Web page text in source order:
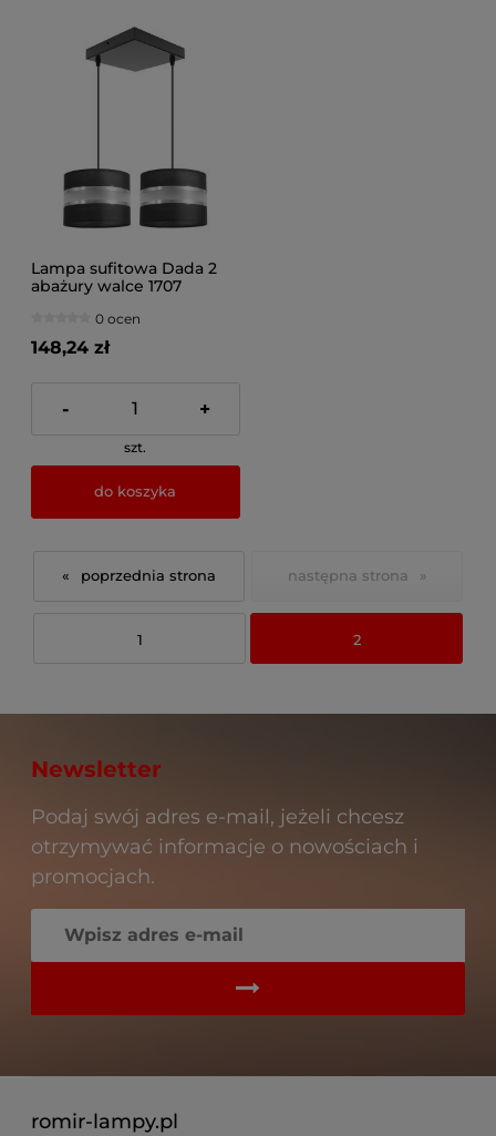
Lampa sufitowa Dada 2
abażury walce 1707
0 ocen
148,24 zł
- +
szt.
do koszyka
«
1 2
»
Newsletter
Podaj swój adres e-mail, jeżeli chcesz
otrzymywać informacje o nowościach i
promocjach.
romir-lampy.pl